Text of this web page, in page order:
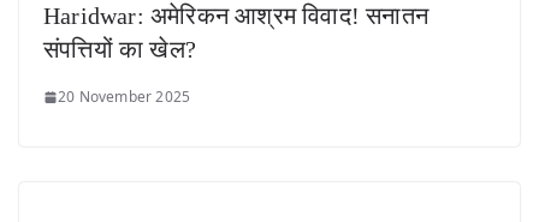
Haridwar: अमेरिकन आश्रम विवाद! सनातन
संपत्तियों का खेल?
20 November 2025